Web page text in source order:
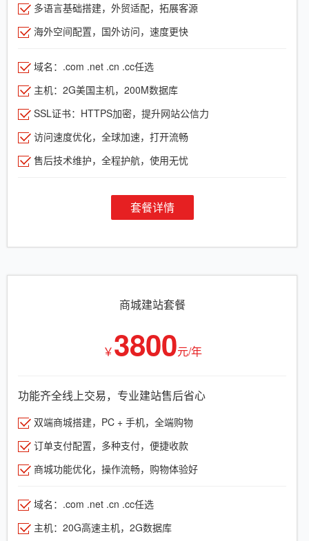
多语言基础搭建，外贸适配，拓展客源
海外空间配置，国外访问，速度更快
域名：.com .net .cn .cc任选
主机：2G美国主机，200M数据库
SSL证书：HTTPS加密，提升网站公信力
访问速度优化，全球加速，打开流畅
售后技术维护，全程护航，使用无忧
套餐详情
商城建站套餐
￥3800元/年
功能齐全线上交易，专业建站售后省心
双端商城搭建，PC + 手机，全端购物
订单支付配置，多种支付，便捷收款
商城功能优化，操作流畅，购物体验好
域名：.com .net .cn .cc任选
主机：20G高速主机，2G数据库